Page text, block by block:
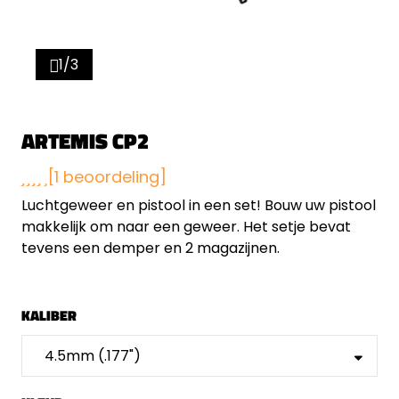
1/3
ARTEMIS CP2
[1 beoordeling]
Luchtgeweer en pistool in een set! Bouw uw pistool
makkelijk om naar een geweer. Het setje bevat
tevens een demper en 2 magazijnen.
KALIBER